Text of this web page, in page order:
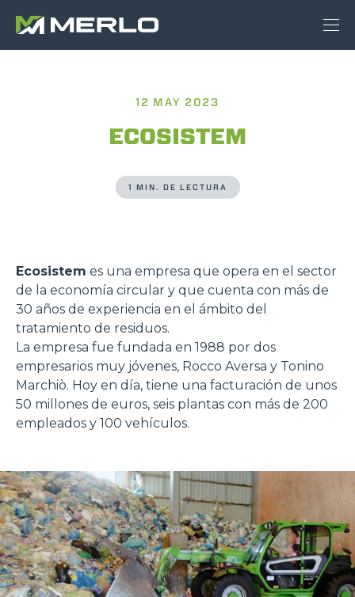
12 MAY 2023
ECOSISTEM
1 MIN. DE LECTURA
Ecosistem es una empresa que opera en el sector
de la economía circular y que cuenta con más de
30 años de experiencia en el ámbito del
tratamiento de residuos.
La empresa fue fundada en 1988 por dos
empresarios muy jóvenes, Rocco Aversa y Tonino
Marchiò. Hoy en día, tiene una facturación de unos
50 millones de euros, seis plantas con más de 200
empleados y 100 vehículos.